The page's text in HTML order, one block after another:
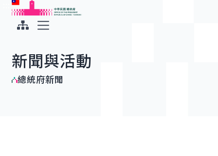
跳到主要內容
中華民國總統府
新聞與活動
總統府新聞